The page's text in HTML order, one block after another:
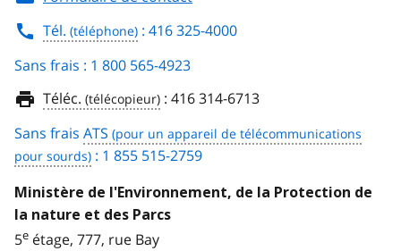
Tél.
: 416 325-4000
Sans frais : 1 800 565-4923
Téléc.
: 416 314-6713
Sans frais ATS
: 1 855 515-2759
Ministère de l'Environnement, de la Protection de
la nature et des Parcs
5e étage, 777, rue Bay